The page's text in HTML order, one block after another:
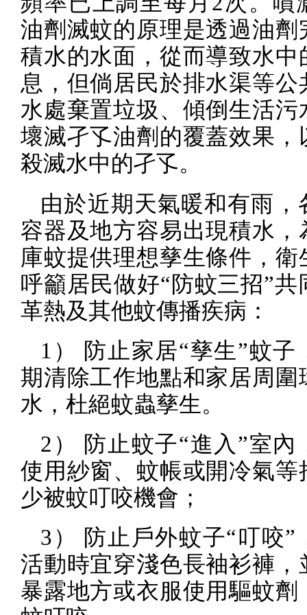
油劑滅蚊的原理是透過油劑
積水的水面，從而導致水中
息，但倘居民於排水渠等公
水處棄置垃圾、傾倒生活污
壞滅孑孓油劑的覆蓋效果，
殺滅水中的孑孓。
由於近期天氣暖和有雨，
容器及地方容易出現積水，
庫蚊提供理想孳生條件，衛
呼籲居民做好“防蚊三招”共
革熱及其他蚊傳播疾病：
1 ） 防止家居“孳生”蚊子
期清除工作地點和家居周圍
水，杜絕蚊蟲孳生。
2 ） 防止蚊子“進入”室內
使用紗窗、蚊帳或開冷氣等
少被蚊叮咬機會；
3 ） 防止戶外蚊子“叮咬”
活動時宜穿淺色長袖衫褲，
暴露地方或衣服使用驅蚊劑